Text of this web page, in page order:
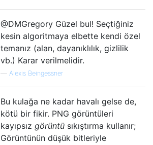
@DMGregory Güzel bul! Seçtiğiniz
kesin algoritmaya elbette kendi özel
temanız (alan, dayanıklılık, gizlilik
vb.) Karar verilmelidir.
— Alexis Beingessner
Bu kulağa ne kadar havalı gelse de,
kötü bir fikir. PNG görüntüleri
kayıpsız görüntü sıkıştırma kullanır;
Görüntünün düşük bitleriyle